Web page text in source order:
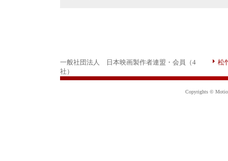
一般社団法人 日本映画製作者連盟・会員（4
社）
松
Copyrights ©